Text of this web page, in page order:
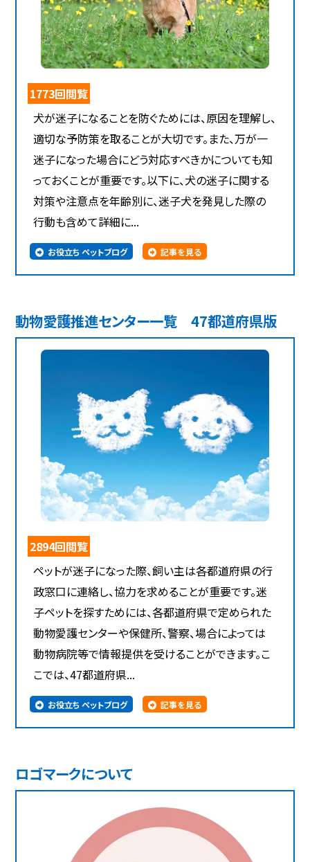
1773回閲覧
犬が迷子になることを防ぐためには、原因を理解し、
適切な予防策を取ることが大切です。また、万が一
迷子になった場合にどう対応すべきかについても知
っておくことが重要です。以下に、犬の迷子に関する
対策や注意点を年齢別に、迷子犬を発見した際の
行動も含めて詳細に...
お役立ち ペットブログ 記事を見る
動物愛護推進センター一覧 47都道府県版
2894回閲覧
ペットが迷子になった際、飼い主は各都道府県の行
政窓口に連絡し、協力を求めることが重要です。迷
子ペットを探すためには、各都道府県で定められた
動物愛護センターや保健所、警察、場合によっては
動物病院等で情報提供を受けることができます。こ
こでは、47都道府県...
お役立ち ペットブログ 記事を見る
ロゴマークについて